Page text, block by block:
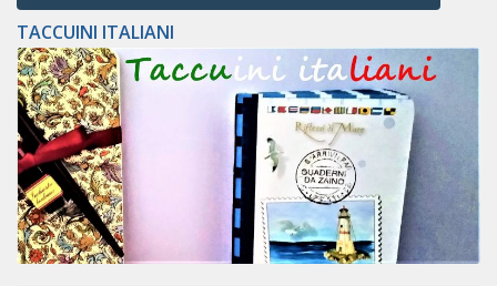
TACCUINI ITALIANI